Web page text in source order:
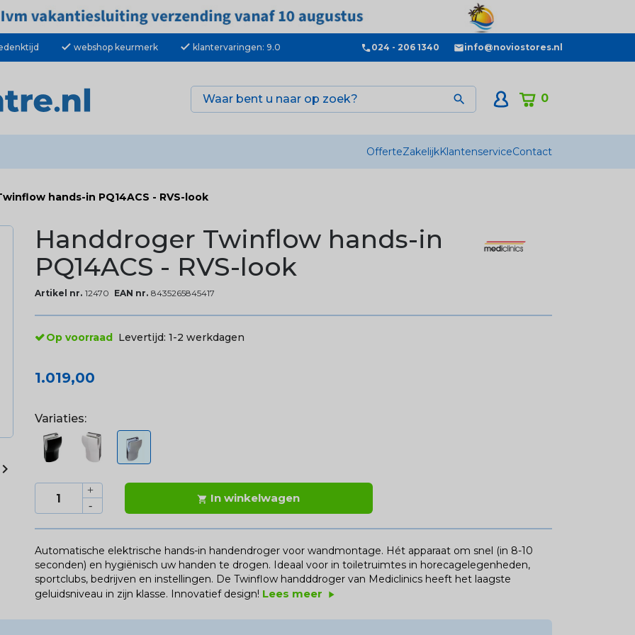
check webshop keurmerk check klantervaringen: 9.0 024 - 206 1340 info@noviostores.nl
0

OfferteZakelijkKlantenserviceContact
hands-in PQ14ACS - RVS-look
Handdroger Twinflow hands-in
PQ14ACS - RVS-look
Artikel nr. 12470 EAN nr. 8435265845417
Op voorraad Levertijd: 1-2 werkdagen
1.019,00
Variaties:
 In winkelwagen
Automatische elektrische hands-in handendroger voor wandmontage. Hét apparaat om snel (in 8-10
seconden) en hygiënisch uw handen te drogen. Ideaal voor in toiletruimtes in horecagelegenheden,
sportclubs, bedrijven en instellingen. De Twinflow handddroger van Mediclinics heeft het laagste
geluidsniveau in zijn klasse. Innovatief design! Lees meer play_arrow